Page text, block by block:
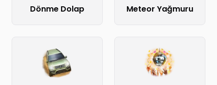
Dönme Dolap Meteor Yağmuru